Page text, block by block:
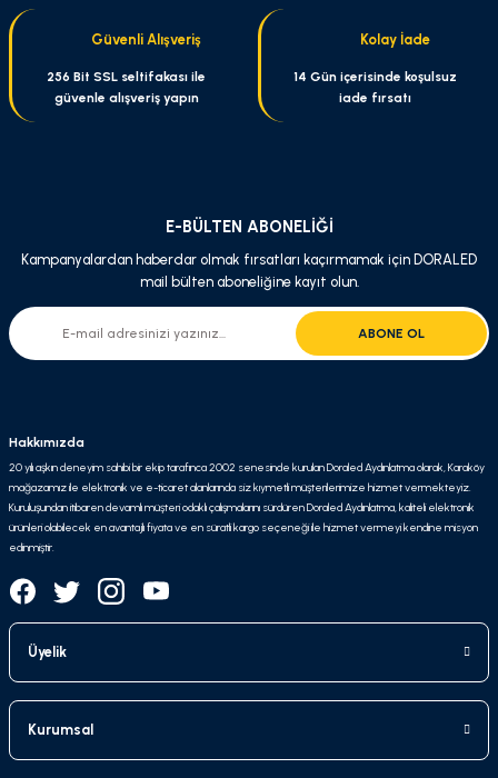
Ürün fiyatı diğer sitelerden daha pahalı.
Bu ürüne benzer farklı alternatifler olmalı.
Güvenli Alışveriş
256 Bit SSL seltifakası ile
güvenle alışveriş yapın
Kolay İade
14 Gün içerisinde koşulsuz
iade fırsatı
E-BÜLTEN ABONELİĞİ
Kampanyalardan haberdar olmak fırsatları kaçırmamak için DORALED
mail bülten aboneliğine kayıt olun.
ABONE OL
Hakkımızda
20 yılı aşkın deneyim sahibi bir ekip tarafınca 2002 senesinde kurulan Doraled Aydınlatma olarak, Karaköy
mağazamız ile elektronik ve e-ticaret alanlarında siz kıymetli müşterilerimize hizmet vermekteyiz.
Kuruluşundan itibaren devamlı müşteri odaklı çalışmalarını sürdüren Doraled Aydınlatma, kaliteli elektronik
ürünleri olabilecek en avantajlı fiyata ve en süratli kargo seçeneği ile hizmet vermeyi kendine misyon
edinmiştir.
Üyelik
Kurumsal